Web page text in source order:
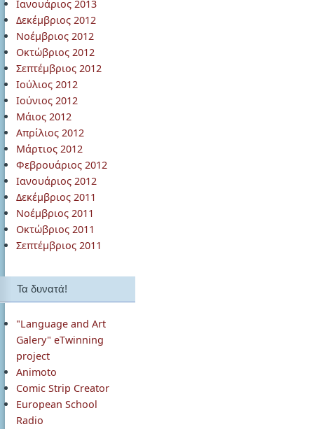
Ιανουάριος 2013
Δεκέμβριος 2012
Νοέμβριος 2012
Οκτώβριος 2012
Σεπτέμβριος 2012
Ιούλιος 2012
Ιούνιος 2012
Μάιος 2012
Απρίλιος 2012
Μάρτιος 2012
Φεβρουάριος 2012
Ιανουάριος 2012
Δεκέμβριος 2011
Νοέμβριος 2011
Οκτώβριος 2011
Σεπτέμβριος 2011
Τα δυνατά!
"Language and Art
Galery" eTwinning
project
Animoto
Comic Strip Creator
European School
Radio